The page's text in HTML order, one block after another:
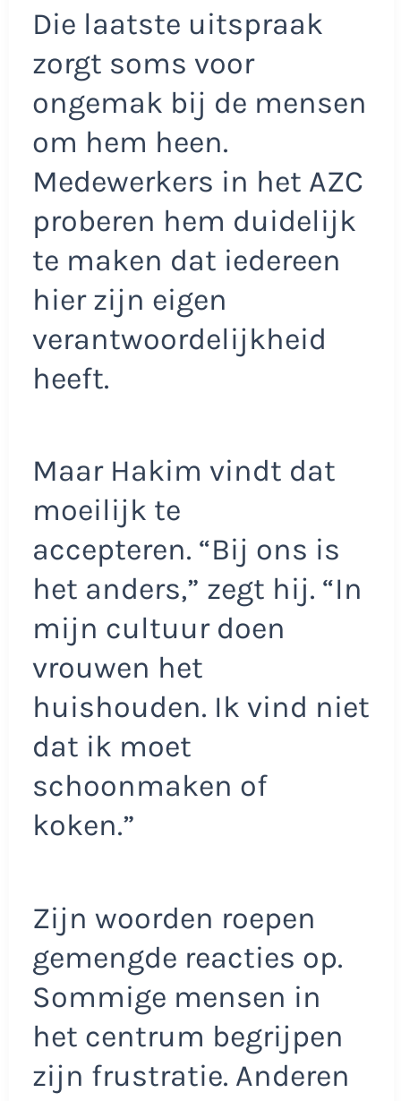
Die laatste uitspraak
zorgt soms voor
ongemak bij de mensen
om hem heen.
Medewerkers in het AZC
proberen hem duidelijk
te maken dat iedereen
hier zijn eigen
verantwoordelijkheid
heeft.
Maar Hakim vindt dat
moeilijk te
accepteren. “Bij ons is
het anders,” zegt hij. “In
mijn cultuur doen
vrouwen het
huishouden. Ik vind niet
dat ik moet
schoonmaken of
koken.”
Zijn woorden roepen
gemengde reacties op.
Sommige mensen in
het centrum begrijpen
zijn frustratie. Anderen